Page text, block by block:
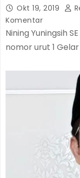
Okt 19, 2019
Komentar
Nining Yuningsih
nomor urut 1